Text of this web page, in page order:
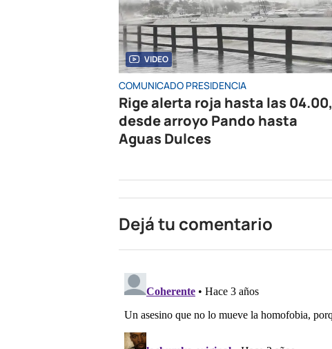
VIDEO
COMUNICADO PRESIDENCIA
Rige alerta roja hasta las 04.00,
desde arroyo Pando hasta
Aguas Dulces
Dejá tu comentario